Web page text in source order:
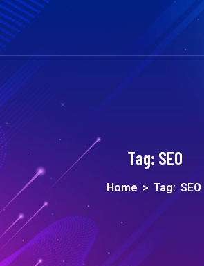
Tag: SEO
Home > Tag: SEO